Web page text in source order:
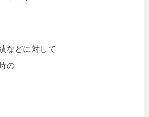
などに対して
の